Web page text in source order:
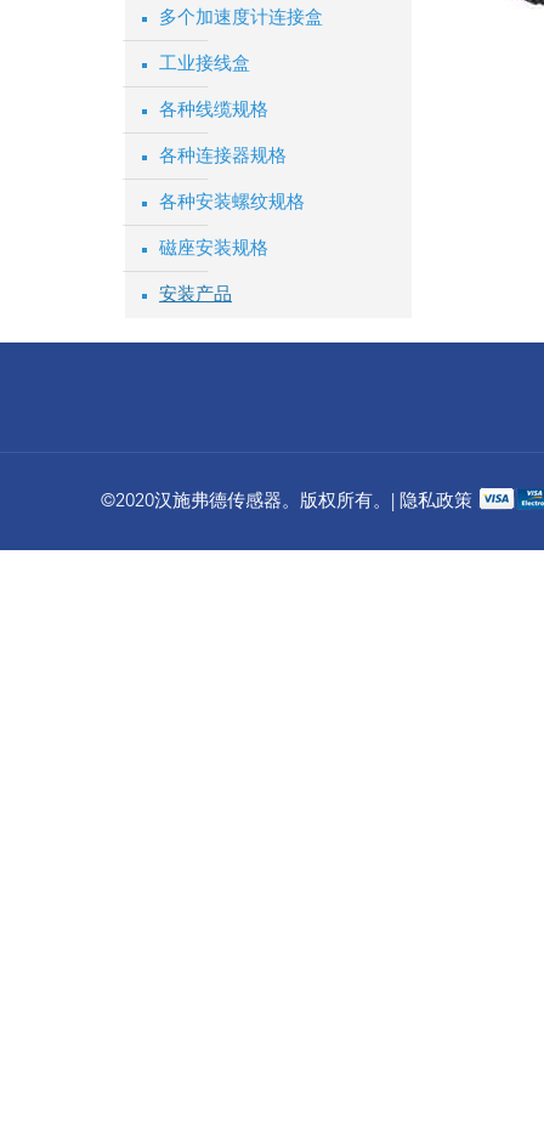
多个加速度计连接盒
工业接线盒
各种线缆规格
各种连接器规格
各种安装螺纹规格
磁座安装规格
安装产品
©2020汉施弗德传感器。版权所有。| 隐私政策